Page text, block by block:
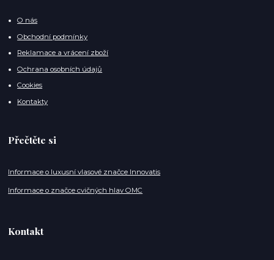
O nás
Obchodní podmínky
Reklamace a vrácení zboží
Ochrana osobních údajů
Cookies
Kontakty
Přečtěte si
Informace o luxusní vlasové značce Innovatis
Informace o značce cvičných hlav OMC
Kontakt